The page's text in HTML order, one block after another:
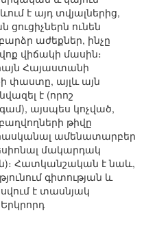
է այդ տվյալներից,
ունեն
աժեքներ, ինչը
վիճակի մասին։
Հայաստանի
փաստը, այլև այն
է (որոշ
այսպես կոչված,
թիվը
ամենատարբեր
մակարդակ
Հատկանշական է նաև,
գիտության և
է տասնյակ